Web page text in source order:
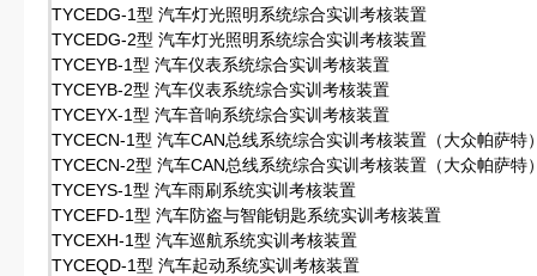
TYCEDG-1型 汽车灯光照明系统综合实训考核装置
TYCEDG-2型 汽车灯光照明系统综合实训考核装置
TYCEYB-1型 汽车仪表系统综合实训考核装置
TYCEYB-2型 汽车仪表系统综合实训考核装置
TYCEYX-1型 汽车音响系统综合实训考核装置
TYCECN-1型 汽车CAN总线系统综合实训考核装置（大众帕萨特
TYCECN-2型 汽车CAN总线系统综合实训考核装置（大众帕萨特
TYCEYS-1型 汽车雨刷系统实训考核装置
TYCEFD-1型 汽车防盗与智能钥匙系统实训考核装置
TYCEXH-1型 汽车巡航系统实训考核装置
TYCEQD-1型 汽车起动系统实训考核装置